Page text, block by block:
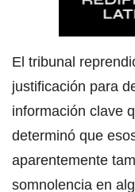
El tribunal
justificación para
información clave
determinó que
aparentemente
somnolencia en